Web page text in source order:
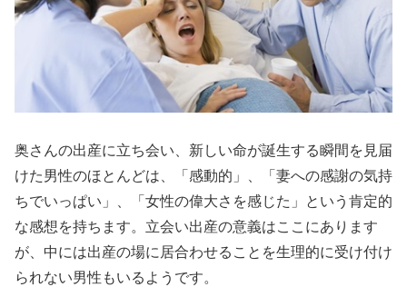
奥さんの出産に立ち会い、新しい命が誕生する瞬間を見届
けた男性のほとんどは、「感動的」、「妻への感謝の気持
ちでいっぱい」、「女性の偉大さを感じた」という肯定的
な感想を持ちます。立会い出産の意義はここにあります
が、中には出産の場に居合わせることを生理的に受け付け
られない男性もいるようです。